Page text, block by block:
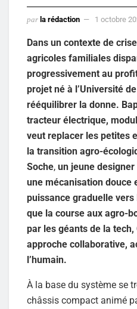
par la rédaction 1 octobre
Dans un contexte de
agricoles familiales
progressivement au
projet né à l’Université
rééquilibrer la donne.
tracteur électrique,
veut replacer les petites
la transition agro-
Soche, un jeune
une mécanisation douce
puissance graduelle
que la course aux agro-
par les géants de la
approche collaborative,
l’humain.
À la base du système se
châssis compact animé